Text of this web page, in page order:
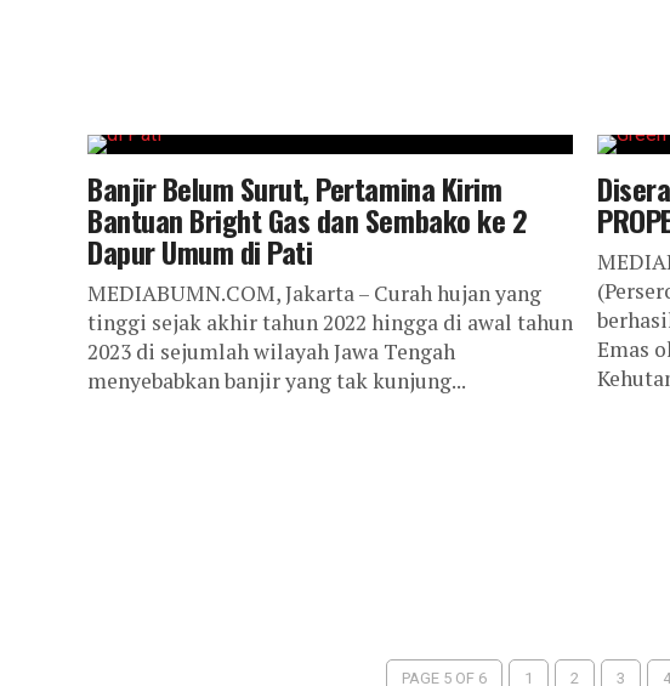
Banjir Belum Surut, Pertamina Kirim
Bantuan Bright Gas dan Sembako ke 2
Dapur Umum di Pati
MEDIABUMN.COM, Jakarta – Curah hujan yang
tinggi sejak akhir tahun 2022 hingga di awal tahun
2023 di sejumlah wilayah Jawa Tengah
menyebabkan banjir yang tak kunjung...
Emas
PAGE 5 OF 6 1 2 3 4